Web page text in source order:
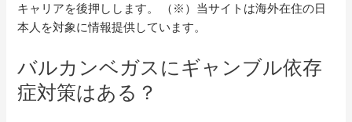
キャリアを後押しします。 （※）当サイトは海外在住の日
本人を対象に情報提供しています。
バルカンベガスにギャンブル依存
症対策はある？